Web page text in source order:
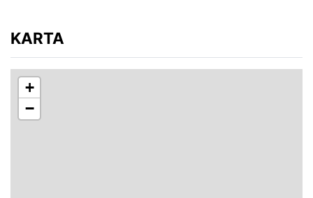
Lämna boendet i gott skick vid avresa.
Av säkerhetsskäl är det ej tillåtet att ladda
el/laddhybrid-bilar vid boendet.
KARTA
+
−